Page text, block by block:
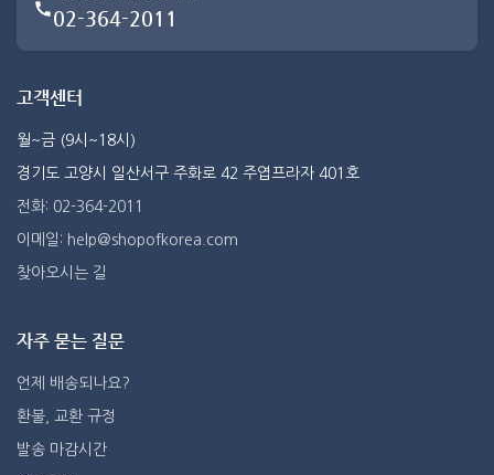
02-364-2011
고객센터
월~금 (9시~18시)
경기도 고양시 일산서구 주화로 42 주엽프라자 401호
전화: 02-364-2011
이메일: help@shopofkorea.com
찾아오시는 길
자주 묻는 질문
언제 배송되나요?
환불, 교환 규정
발송 마감시간